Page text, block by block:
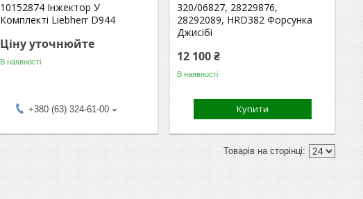
10152874 Інжектор У
Комплекті Liebherr D944
Ціну уточнюйте
В наявності
+380 (63) 324-61-00
320/06827, 28229876,
28292089, HRD382 Форсунка
Джисібі
12 100 ₴
В наявності
Купити